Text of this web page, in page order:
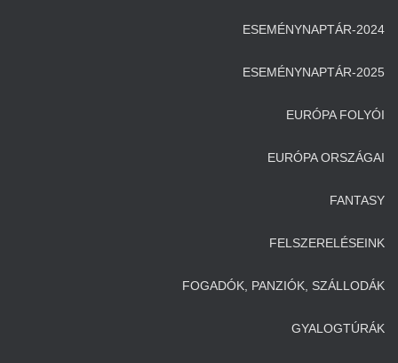
ESEMÉNYNAPTÁR-2024
ESEMÉNYNAPTÁR-2025
EURÓPA FOLYÓI
EURÓPA ORSZÁGAI
FANTASY
FELSZERELÉSEINK
FOGADÓK, PANZIÓK, SZÁLLODÁK
GYALOGTÚRÁK